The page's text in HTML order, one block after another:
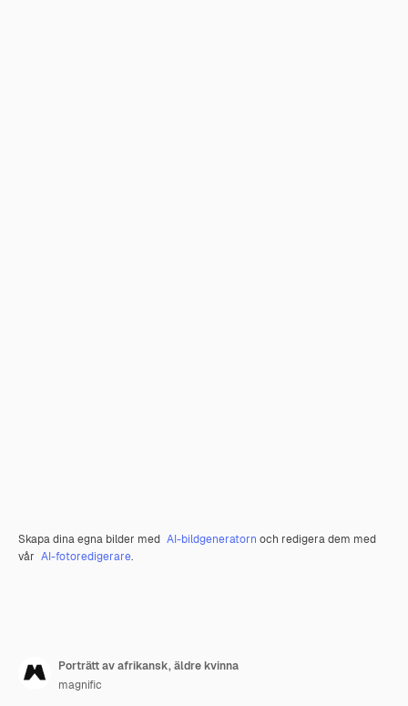
Skapa dina egna bilder med AI-bildgeneratorn och redigera dem med
vår AI-fotoredigerare.
Porträtt av afrikansk, äldre kvinna
magnific